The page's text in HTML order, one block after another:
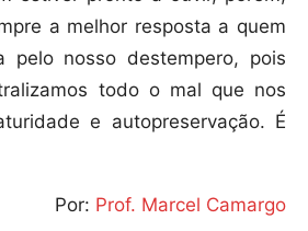
a melhor resposta a quem
pelo nosso destempero, pois
todo o mal que nos
e autopreservação. É
Por: Prof. Marcel Camargo